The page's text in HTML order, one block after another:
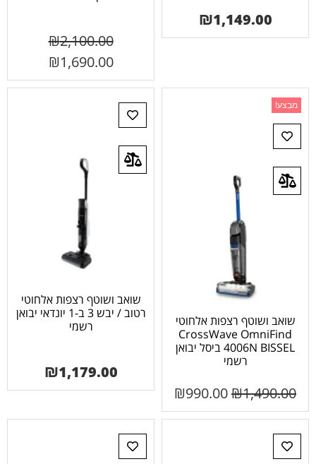
₪1,149.00
₪2,100.00
₪1,690.00
מבצע!
שואב ושוטף רצפות אלחוטי
CrossWave OmniFind
4006N BISSEL ביסל יבואן
רשמי
₪1,490.00
₪990.00
שואב ושוטף רצפות אלחוטי
רטוב / יבש 3 ב-1 יונדאי יבואן
רשמי
₪1,179.00